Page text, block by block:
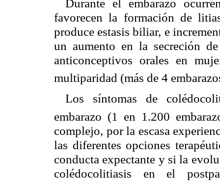
Durante el embarazo
favorecen la formación de
produce estasis biliar, e
un aumento en la secreción
anticonceptivos orales en
multiparidad (más de 4
Los síntomas de
embarazo (1 en 1.200
complejo, por la escasa
las diferentes opciones
conducta expectante y si la
colédocolitiasis en el